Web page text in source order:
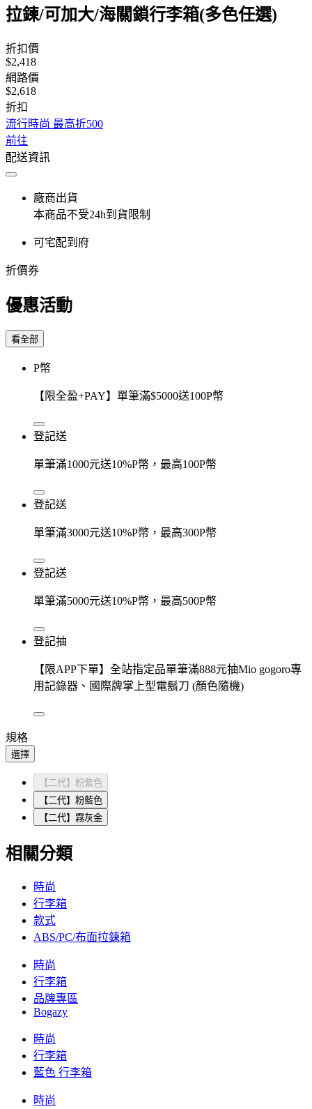
拉鍊/可加大/海關鎖行李箱(多色任選)
折扣價
$2,418
網路價
$2,618
折扣
流行時尚 最高折500
前往
配送資訊
廠商出貨
本商品不受24h到貨限制
可宅配到府
折價券
優惠活動
看全部
P幣
【限全盈+PAY】單筆滿$5000送100P幣
登記送
單筆滿1000元送10%P幣，最高100P幣
登記送
單筆滿3000元送10%P幣，最高300P幣
登記送
單筆滿5000元送10%P幣，最高500P幣
登記抽
【限APP下單】全站指定品單筆滿888元抽Mio gogoro專
用記錄器、國際牌掌上型電鬍刀 (顏色隨機)
規格
選擇
【二代】粉紫色
【二代】粉藍色
【二代】霧灰金
相關分類
時尚
行李箱
款式
ABS/PC/布面拉鍊箱
時尚
行李箱
品牌專區
Bogazy
時尚
行李箱
藍色 行李箱
時尚